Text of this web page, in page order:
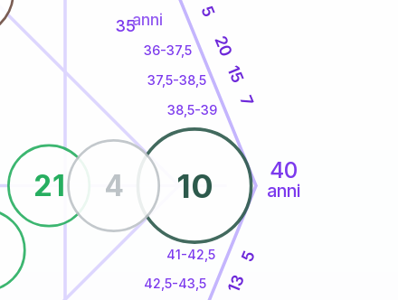
40
anni
36-37,5
37,5-38,5
38,5-39
41-42,5
42,5-43,5
5
20
15
7
5
13
10
21 4
35anni